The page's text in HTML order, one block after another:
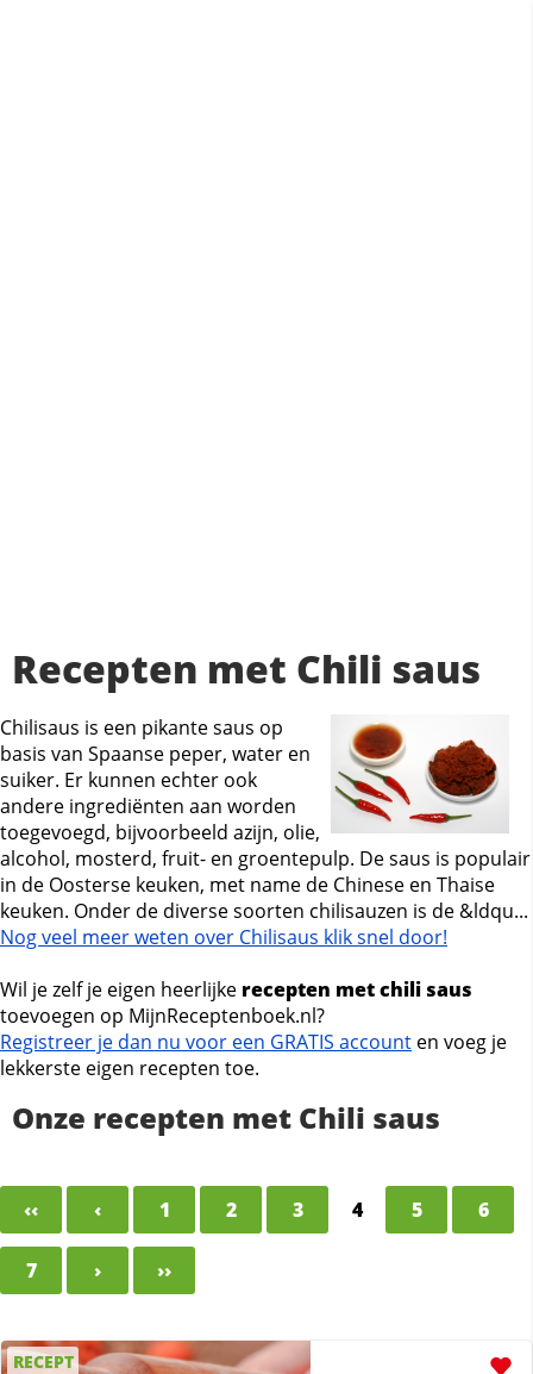
Recepten met Chili saus
Chilisaus is een pikante saus op
basis van Spaanse peper, water en
suiker. Er kunnen echter ook
andere ingrediënten aan worden
toegevoegd, bijvoorbeeld azijn, olie,
alcohol, mosterd, fruit- en groentepulp. De saus is populair
in de Oosterse keuken, met name de Chinese en Thaise
keuken. Onder de diverse soorten chilisauzen is de &ldqu...
Nog veel meer weten over Chilisaus klik snel door!
Wil je zelf je eigen heerlijke recepten met chili saus
toevoegen op MijnReceptenboek.nl?
Registreer je dan nu voor een GRATIS account en voeg je
lekkerste eigen recepten toe.
Onze recepten met Chili saus
‹‹ ‹ 1 2 3 4 5 6
7 › ››
RECEPT